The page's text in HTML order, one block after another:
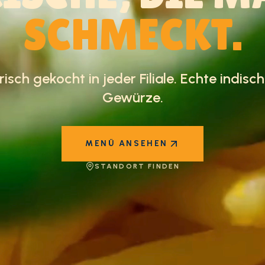
SCHMECKT.
gekocht in jeder Filiale. Echte
Gewürze.
MENÜ ANSEHEN
STANDORT FINDEN